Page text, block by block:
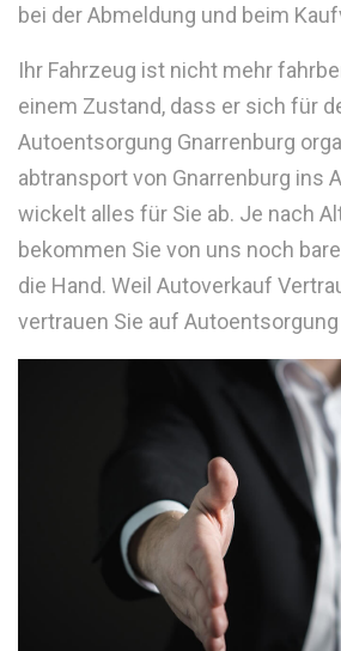
bei der Abmeldung und beim
Ihr Fahrzeug ist nicht mehr
einem Zustand, dass er sich für
Autoentsorgung Gnarrenburg
abtransport von Gnarrenburg ins
wickelt alles für Sie ab. Je nach
bekommen Sie von uns noch
die Hand. Weil Autoverkauf
vertrauen Sie auf